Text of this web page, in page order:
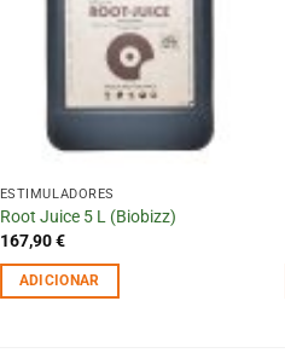
ESTIMULADORES
Root Juice 5 L (Biobizz)
167,90€
ADICIONAR